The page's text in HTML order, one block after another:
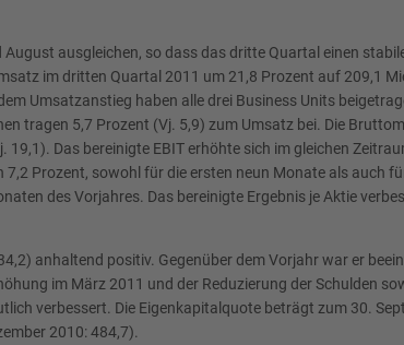
ausgleichen, so dass das dritte Quartal einen
im dritten Quartal 2011 um 21,8 Prozent auf 209,1
Umsatzanstieg haben alle drei Business Units
tragen 5,7 Prozent (Vj. 5,9) zum Umsatz bei. Die
Das bereinigte EBIT erhöhte sich im gleichen
Prozent, sowohl für die ersten neun Monate als auch
des Vorjahres. Das bereinigte Ergebnis je Aktie
anhaltend positiv. Gegenüber dem Vorjahr war er
im März 2011 und der Reduzierung der Schulden
verbessert. Die Eigenkapitalquote beträgt zum 30.
2010: 484,7).